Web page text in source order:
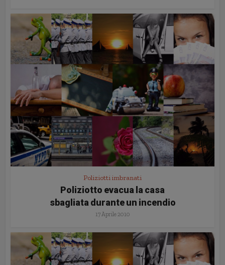
Poliziotti imbranati
Poliziotto evacua la casa
sbagliata durante un incendio
17 Aprile 2010